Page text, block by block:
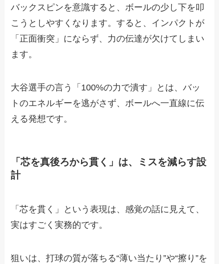
バックスピンを意識すると、ボールの少し下を叩
こうとしやすくなります。すると、インパクトが
「正面衝突」にならず、力の伝達が欠けてしまい
ます。
大谷選手の言う「100%の力で潰す」とは、バッ
トのエネルギーを逃がさず、ボールへ一直線に伝
える発想です。
「芯を真後ろから貫く」は、ミスを減らす設
計
「芯を貫く」という表現は、感覚の話に見えて、
実はすごく実務的です。
狙いは、打球の質が落ちる“薄い当たり”や“擦り”を